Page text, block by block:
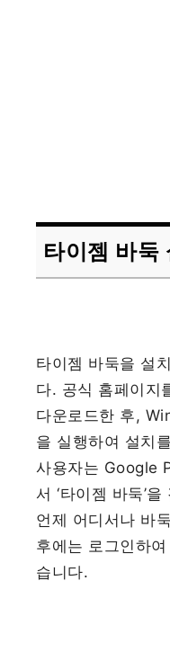
타이젬 바둑
타이젬 바둑을 설
다. 공식 홈페이지
다운로드한 후,
을 실행하여 설치
사용자는 Google
서 ‘타이젬 바둑’
언제 어디서나 바
후에는 로그인하
습니다.